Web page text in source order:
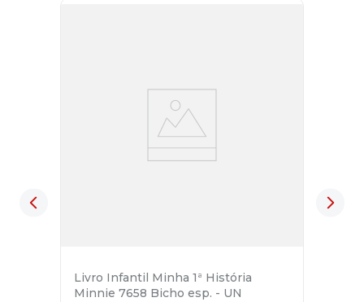
Livro Infantil Minha 1ª História
Minnie 7658 Bicho esp. - UN